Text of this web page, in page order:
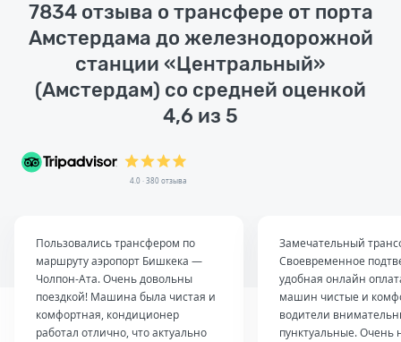
7834 отзыва о трансфере от порта
Амстердама до железнодорожной
станции «Центральный»
(Амстердам) со средней оценкой
4,6 из 5
4.0 · 380 отзыва
Пользовались трансфером по
маршруту аэропорт Бишкека —
Чолпон-Ата. Очень довольны
поездкой! Машина была чистая и
комфортная, кондиционер
работал отлично, что актуально
Замечательный
Своевременное
удобная онлайн
машин чистые и
водители
пунктуальные. Очень